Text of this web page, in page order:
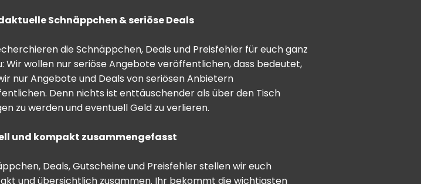
Schnäppchen & seriöse Deals
die Schnäppchen, Deals und Preisfehler für euch ganz
Wir wollen nur seriöse Angebote veröffentlichen, dass bedeutet,
nur Angebote und Deals von seriösen Anbietern
Denn nichts ist enttäuschender als über den Tisch
zu werden und eventuell Geld zu verlieren.
und kompakt zusammengefasst
Deals, Gutscheine und Preisfehler stellen wir euch
und übersichtlich zusammen. Ihr bekommt die wichtigsten